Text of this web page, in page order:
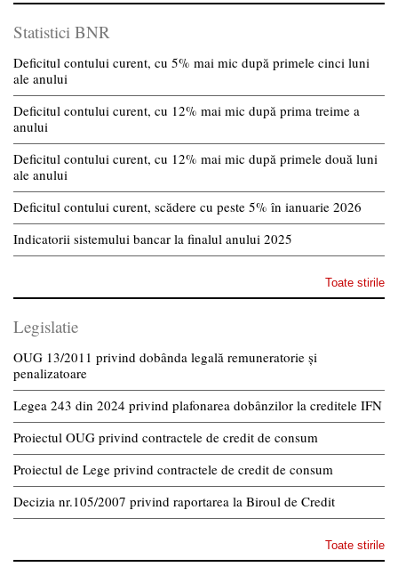
Statistici BNR
Deficitul contului curent, cu 5% mai mic după primele cinci luni
ale anului
Deficitul contului curent, cu 12% mai mic după prima treime a
anului
Deficitul contului curent, cu 12% mai mic după primele două luni
ale anului
Deficitul contului curent, scădere cu peste 5% în ianuarie 2026
Indicatorii sistemului bancar la finalul anului 2025
Toate stirile
Legislatie
OUG 13/2011 privind dobânda legală remuneratorie și
penalizatoare
Legea 243 din 2024 privind plafonarea dobânzilor la creditele IFN
Proiectul OUG privind contractele de credit de consum
Proiectul de Lege privind contractele de credit de consum
Decizia nr.105/2007 privind raportarea la Biroul de Credit
Toate stirile